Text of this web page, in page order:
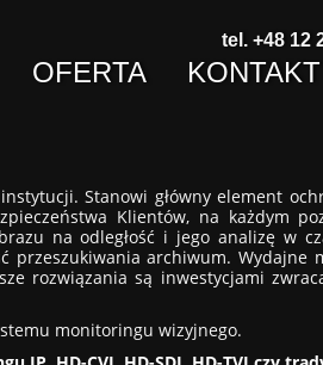
tel. +48 12
OFERTA KONTAKT
Stanowi główny element
Klientów, na każdym
na odległość i jego analizę w
przeszukiwania archiwum.
rozwiązania są inwestycjami
monitoringu wizyjnego.